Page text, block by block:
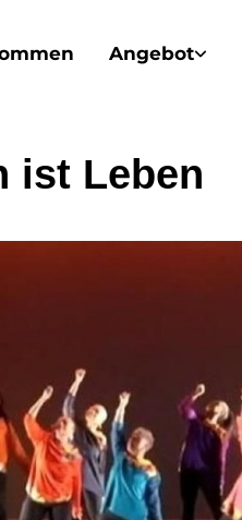
Angebot
ist Leben